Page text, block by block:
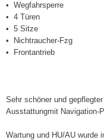
Wegfahrsperre
4 Türen
5 Sitze
Nichtraucher-Fzg
Frontantrieb
Sehr schöner und
Ausstattungmit Navigation-
Wartung und HU/AU wurde